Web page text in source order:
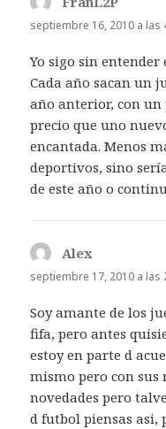
septiembre 16, 2010 a las
Yo sigo sin entender
Cada año sacan un
año anterior, con un
precio que uno
encantada. Menos
deportivos, sino
de este año o
Alex
septiembre 17, 2010 a las
Soy amante de los
fifa, pero antes
estoy en parte d
mismo pero con sus
novedades pero
d futbol piensas asi,